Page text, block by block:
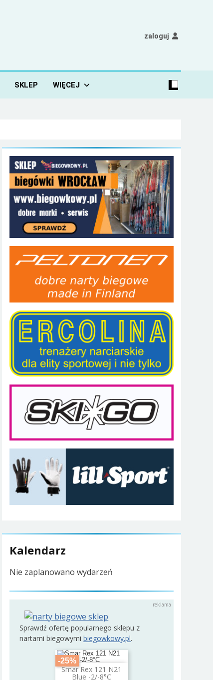
zaloguj
SKLEP WIĘCEJ
Kalendarz
Nie zaplanowano wydarzeń
Sprawdź ofertę popularnego sklepu z
nartami biegowymibiegowkowy.pl.
-25%
Smar Rex 121 N21
Blue -2/-8°C
Dodaj do koszyka